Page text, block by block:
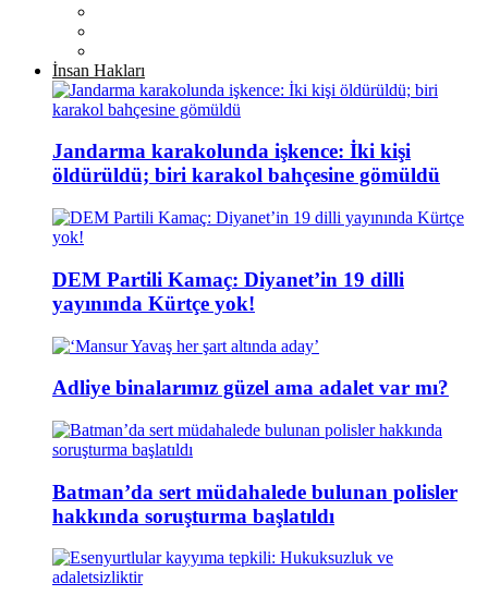
İnsan Hakları
Jandarma karakolunda işkence: İki kişi
öldürüldü; biri karakol bahçesine gömüldü
DEM Partili Kamaç: Diyanet’in 19 dilli
yayınında Kürtçe yok!
Adliye binalarımız güzel ama adalet var mı?
Batman’da sert müdahalede bulunan polisler
hakkında soruşturma başlatıldı